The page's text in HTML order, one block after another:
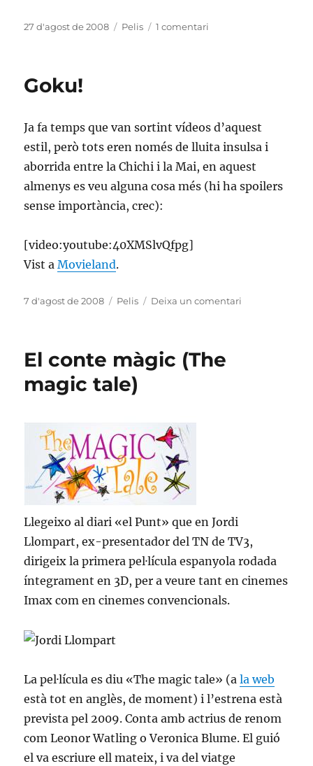
Publicat
27 d'agost de 2008 Categories
Pelis 1 comentari
Goku!
Ja fa temps que van sortint vídeos d’aquest
estil, però tots eren només de lluita insulsa i
aborrida entre la Chichi i la Mai, en aquest
almenys es veu alguna cosa més (hi ha spoilers
sense importància, crec):
[video:youtube:40XMSlvQfpg]
Vist aMovieland.
Publicat
7 d'agost de 2008 Categories
Pelis Deixa un comentari
El conte màgic (The
magic tale)
Llegeixo al diari «el Punt» que en Jordi
Llompart, ex-presentador del TN de TV3,
dirigeix la primera pel·lícula espanyola rodada
íntegrament en 3D, per a veure tant en cinemes
Imax com en cinemes convencionals.
La pel·lícula es diu «The magic tale» (ala web
està tot en anglès, de moment) i l’estrena està
prevista pel 2009. Conta amb actrius de renom
com Leonor Watling o Veronica Blume. El guió
el va escriure ell mateix, i va del viatge